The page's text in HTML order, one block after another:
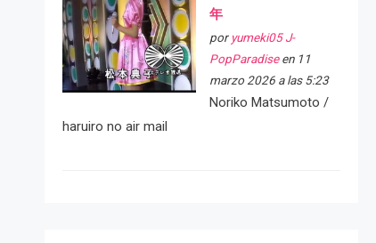
年
por yumeki05 J-
PopParadiseen 11
marzo 2026 a las 5:23
Noriko Matsumoto /
haruiro no air mail